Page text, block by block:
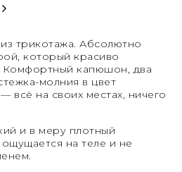
трикотажа. Абсолютно
который красиво
Комфортный капюшон, два
молния в цвет
всё на своих местах, ничего
и в меру плотный
на теле и не